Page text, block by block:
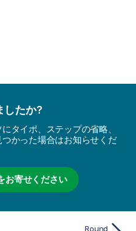
したか?
タイポ、ステップの省略、
かった場合はお知らせくだ
お寄せください
Round